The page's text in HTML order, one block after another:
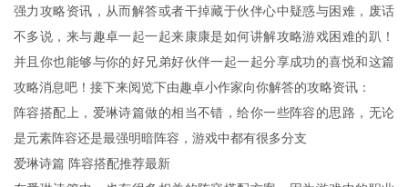
强力攻略资讯，从而解答或者干掉藏于伙伴心中疑惑与困难，废话
不多说，来与趣卓一起一起来康康是如何讲解攻略游戏困难的趴！
并且你也能够与你的好兄弟好伙伴一起一起分享成功的喜悦和这篇
攻略消息吧！接下来阅览下由趣卓小作家向你解答的攻略资讯：
阵容搭配上，爱琳诗篇做的相当不错，给你一些阵容的思路，无论
是元素阵容还是最强明暗阵容，游戏中都有很多分支
爱琳诗篇 阵容搭配推荐最新